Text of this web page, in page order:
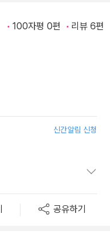
100자평 0편 리뷰 6편
신간알림 신청
공유하기